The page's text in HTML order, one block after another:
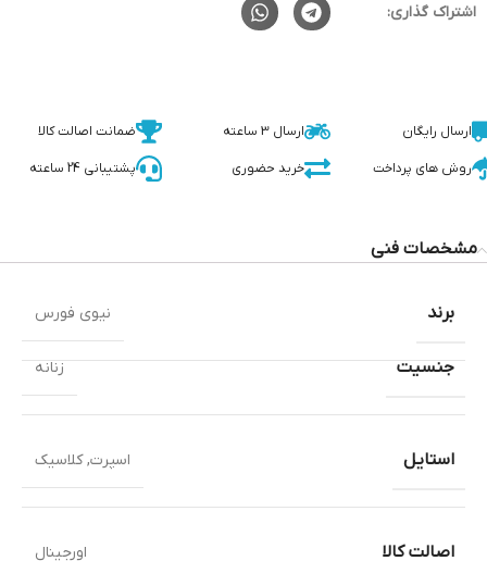
اشتراک گذاری:
ارسال رایگان ارسال 3 ساعته ضمانت اصالت کالا
روش های پرداخت خرید حضوری پشتیبانی 24 ساعته
مشخصات فنی
جنسیت زنانه
استایل اسپرت,کلاسیک
اصالت کالا اورجینال
برند نیوی فورس